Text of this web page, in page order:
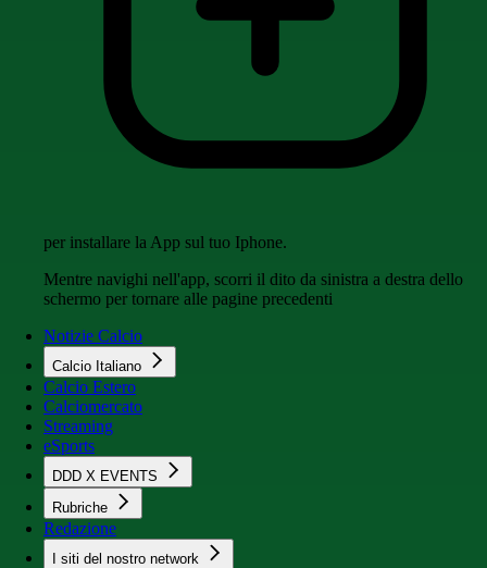
per installare la App sul tuo Iphone.
Mentre navighi nell'app, scorri il dito da sinistra a destra dello
schermo per tornare alle pagine precedenti
Notizie Calcio
Calcio Italiano
Calcio Estero
Calciomercato
Streaming
eSports
DDD X EVENTS
Rubriche
Redazione
I siti del nostro network